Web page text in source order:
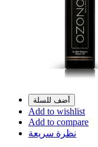
أضف للسلة
Add to wishlist
Add to compare
نظرة سريعة